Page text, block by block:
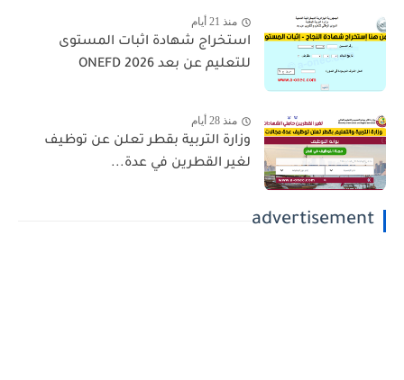
منذ 21 أيام
استخراج شهادة اثبات المستوى
للتعليم عن بعد 2026 ONEFD
منذ 28 أيام
وزارة التربية بقطر تعلن عن توظيف
لغير القطرين في عدة...
advertisement